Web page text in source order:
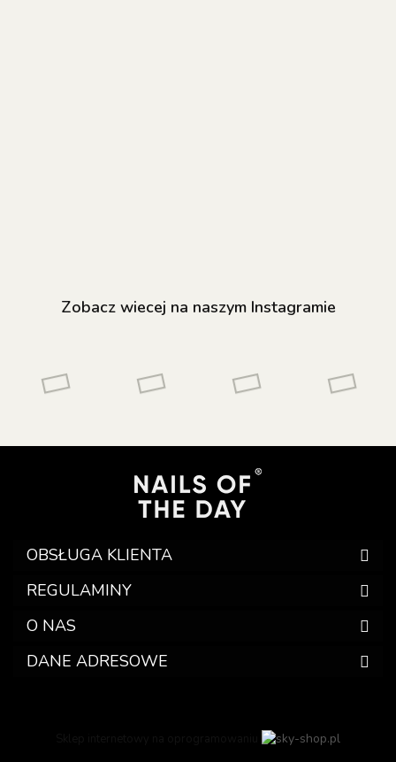
Zobacz wiecej na naszym Instagramie
OBSŁUGA KLIENTA
REGULAMINY
O NAS
DANE ADRESOWE